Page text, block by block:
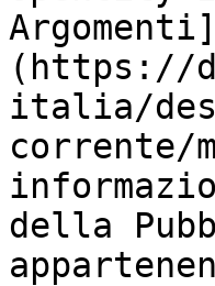
Argomenti]
(https://
italia/
corrente/
della